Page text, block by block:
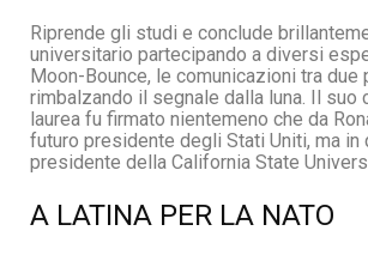
Riprende gli studi e conclude
universitario partecipando a diversi
Moon-Bounce, le comunicazioni tra due
rimbalzando il segnale dalla luna. Il suo
laurea fu firmato nientemeno che da
futuro presidente degli Stati Uniti, ma in
presidente della California State
A LATINA PER LA NATO